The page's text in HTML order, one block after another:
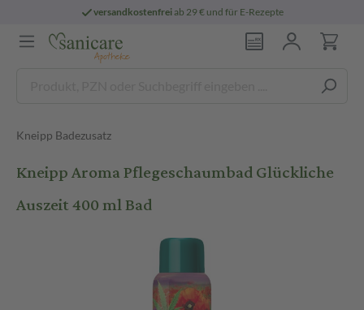
versandkostenfreiab 29 € und für E-Rezepte
Kneipp Badezusatz
Kneipp Aroma Pflegeschaumbad Glückliche
Auszeit 400 ml Bad